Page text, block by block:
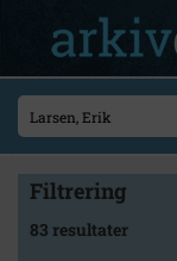
Filtrering
83 resultater